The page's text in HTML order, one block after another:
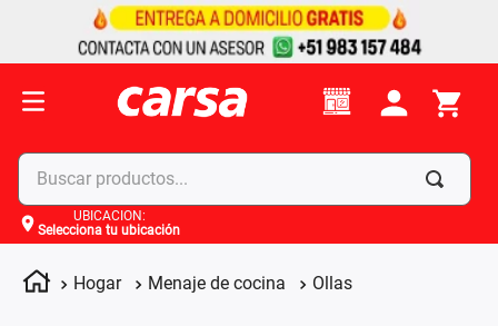
Buscar productos...
UBICACIÓN:
Selecciona tu ubicación
Hogar Menaje de cocina Ollas
Términos más buscados